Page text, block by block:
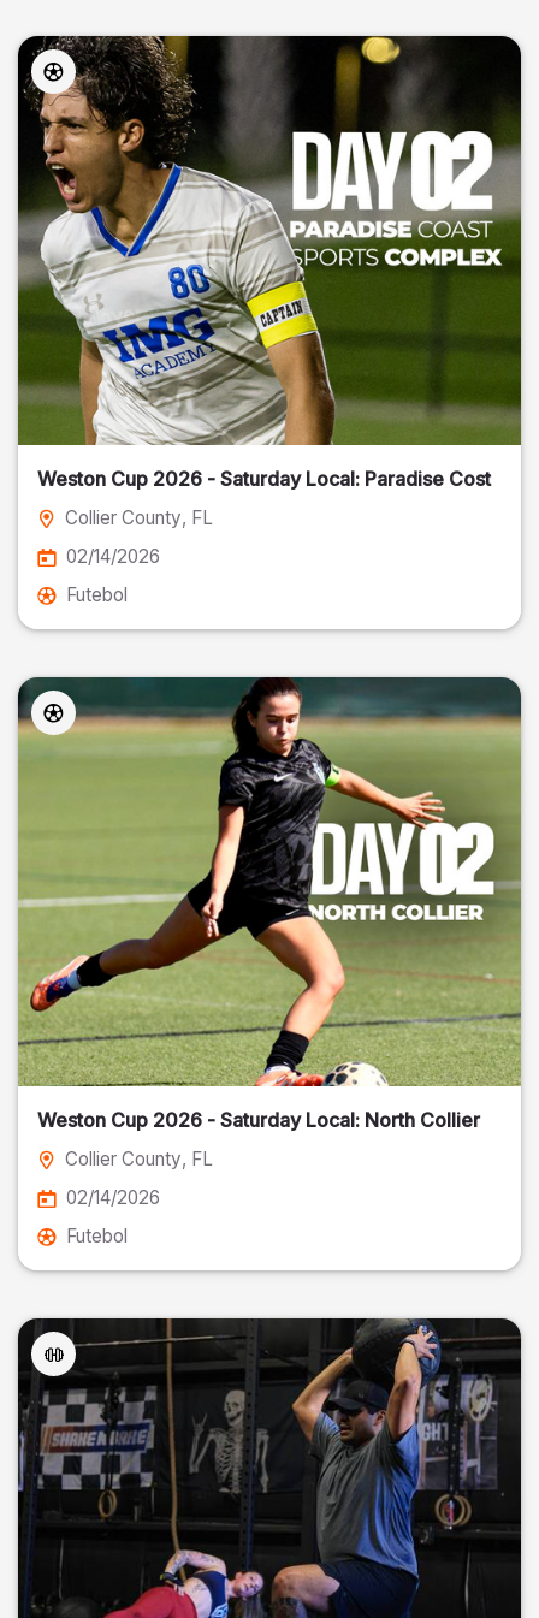
Weston Cup 2026 - Saturday Local: Paradise Cost
Collier County, FL
02/14/2026
Futebol
Weston Cup 2026 - Saturday Local: North Collier
Collier County, FL
02/14/2026
Futebol